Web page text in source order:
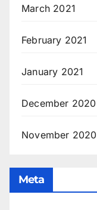
March 2021
February 2021
January 2021
December 2020
November 2020
Meta